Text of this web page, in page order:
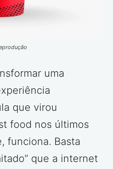
uma
que virou
food nos últimos
funciona. Basta
que a internet